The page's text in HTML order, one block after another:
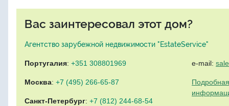
Вас заинтересовал этот дом?
Агентство зарубежной недвижимости "EstateService"
Португалия: +351 308801969
Москва: +7 (495) 266-65-87
Санкт-Петербург: +7 (812) 244-68-54
e-mail: